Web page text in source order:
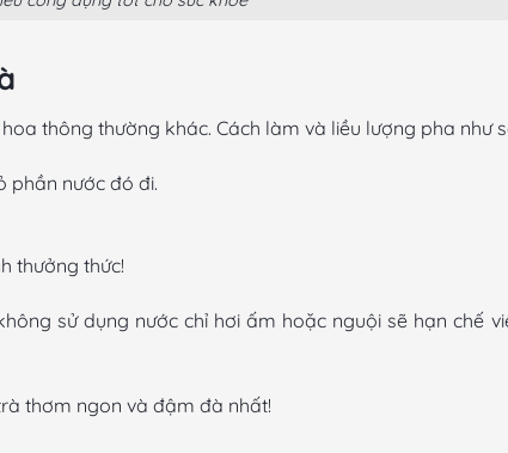
thông thường khác. Cách làm và liều lượng pha như
phần nước đó đi.
thưởng thức!
sử dụng nước chỉ hơi ấm hoặc nguội sẽ hạn chế
thơm ngon và đậm đà nhất!